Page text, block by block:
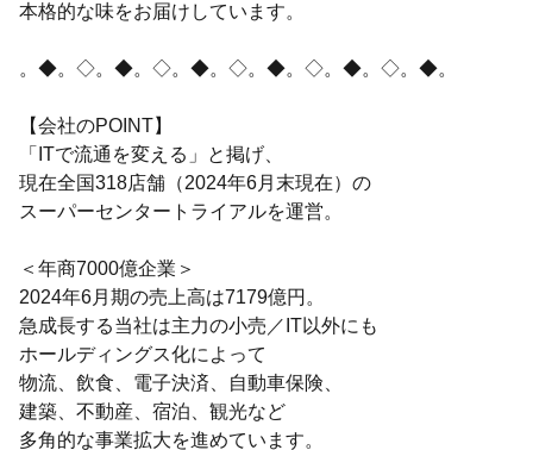
本格的な味をお届けしています。
。◆。◇。◆。◇。◆。◇。◆。◇。◆。◇。◆。
【会社のPOINT】
「ITで流通を変える」と掲げ、
現在全国318店舗（2024年6月末現在）の
スーパーセンタートライアルを運営。
＜年商7000億企業＞
2024年6月期の売上高は7179億円。
急成長する当社は主力の小売／IT以外にも
ホールディングス化によって
物流、飲食、電子決済、自動車保険、
建築、不動産、宿泊、観光など
多角的な事業拡大を進めています。